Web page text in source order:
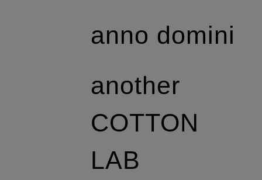
anno domini
another
COTTON
LAB